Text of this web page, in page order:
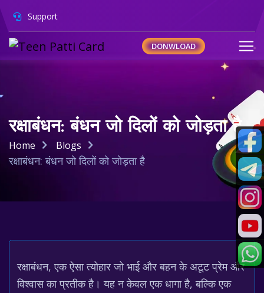
Support
DONWLOAD
रक्षाबंधन: बंधन जो दिलों को जोड़ता है
Home Blogs
रक्षाबंधन: बंधन जो दिलों को जोड़ता है
रक्षाबंधन, एक ऐसा त्योहार जो भाई और बहन के अटूट प्रेम और
विश्वास का प्रतीक है। यह न केवल एक धागा है, बल्कि एक